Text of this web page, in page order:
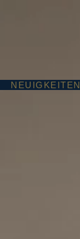
NEUIGKEITEN